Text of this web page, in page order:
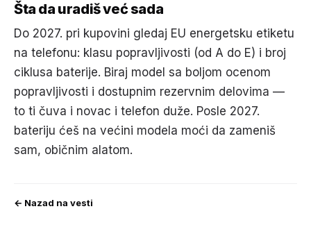
Šta da uradiš već sada
Do 2027. pri kupovini gledaj EU energetsku etiketu
na telefonu: klasu popravljivosti (od A do E) i broj
ciklusa baterije. Biraj model sa boljom ocenom
popravljivosti i dostupnim rezervnim delovima —
to ti čuva i novac i telefon duže. Posle 2027.
bateriju ćeš na većini modela moći da zameniš
sam, običnim alatom.
← Nazad na vesti